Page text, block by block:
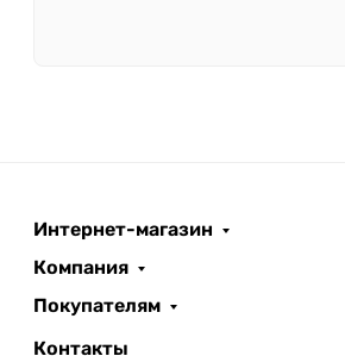
Интернет-магазин
Компания
Покупателям
Контакты